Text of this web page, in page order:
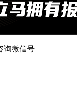
询微信号